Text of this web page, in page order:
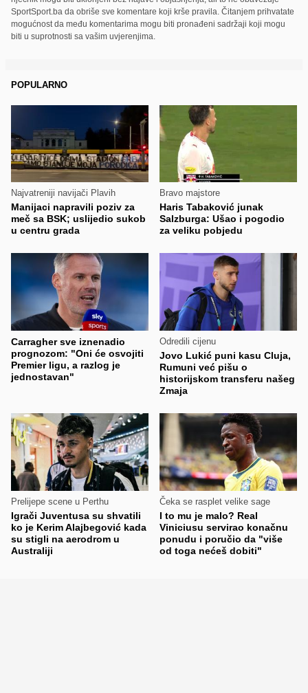
SportSport.ba da obriše sve komentare koji krše pravila. Čitanjem prihvatate
mogućnost da među komentarima mogu biti pronađeni sadržaji koji mogu
biti u suprotnosti sa vašim uvjerenjima.
POPULARNO
Najvatreniji navijači Plavih
Manijaci napravili poziv za
meč sa BSK; uslijedio sukob
u centru grada
Bravo majstore
Haris Tabaković junak
Salzburga: Ušao i pogodio
za veliku pobjedu
Carragher sve iznenadio
prognozom: "Oni će osvojiti
Premier ligu, a razlog je
jednostavan"
Odredili cijenu
Jovo Lukić puni kasu Cluja,
Rumuni već pišu o
historijskom transferu našeg
Zmaja
Prelijepe scene u Perthu
Igrači Juventusa su shvatili
ko je Kerim Alajbegović kada
su stigli na aerodrom u
Australiji
Čeka se rasplet velike sage
I to mu je malo? Real
Viniciusu servirao konačnu
ponudu i poručio da "više
od toga nećeš dobiti"